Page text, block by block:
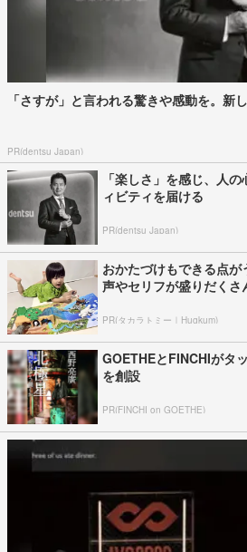
「さすが」と言われる驚きや感動を。新
PR(dentsu Japan)
「楽しさ」を感じ、人
ィビティを届ける
PR(dentsu Japan)
おかたづけもできる点
声やセリフが盛りだく
PR(タカラトミー｜Hugkum)
GOETHEとFINCHIがタ
を創設
PR(FINCHI on GOETHE)